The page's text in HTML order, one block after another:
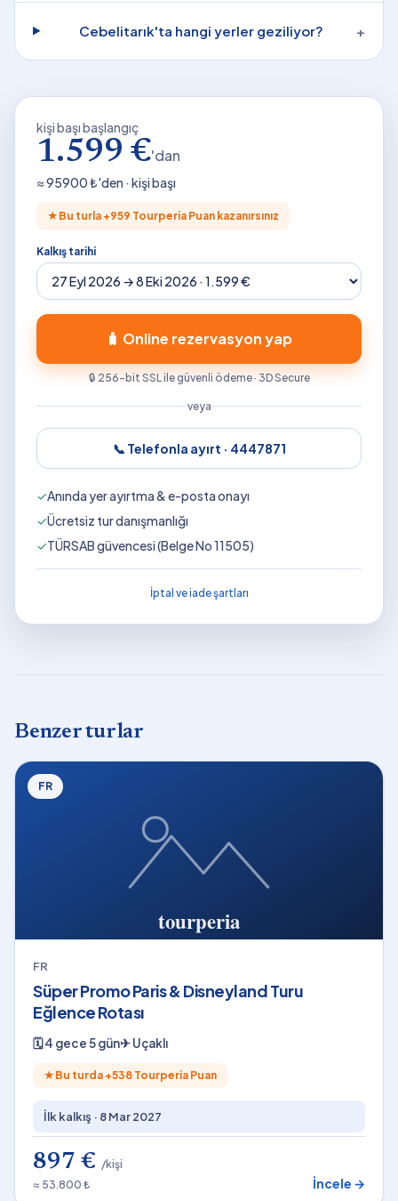
Cebelitarık'ta hangi yerler geziliyor? +
kişi başı başlangıç
1.599 €'dan
≈95900₺'den · kişi başı
★ Bu turla +959 Tourperia Puan kazanırsınız
Kalkış tarihi
🧳 Online rezervasyon yap
🔒 256-bit SSL ile güvenli ödeme · 3D Secure
veya
📞 Telefonla ayırt · 4447871
✓Anında yer ayırtma & e-posta onayı
✓Ücretsiz tur danışmanlığı
✓TÜRSAB güvencesi (Belge No 11505)
İptal ve iade şartları
Benzer turlar
FR
FR
Süper Promo Paris & Disneyland Turu
Eğlence Rotası
🗓4 gece 5 gün✈Uçaklı
★ Bu turda +538 Tourperia Puan
İlk kalkış · 8 Mar 2027
897 € /kişi
≈ 53.800 ₺
İncele →